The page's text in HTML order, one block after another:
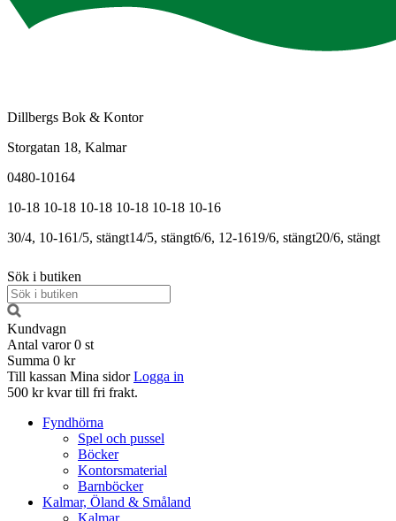
Dillbergs Bok & Kontor
Storgatan 18, Kalmar
0480-10164
10-18 10-18 10-18 10-18 10-18 10-16
30/4, 10-161/5, stängt14/5, stängt6/6, 12-1619/6, stängt20/6, stängt
Sök i butiken
Kundvagn
Antal varor 0 st
Summa 0 kr
Till kassan Mina sidor Logga in
500 kr kvar till fri frakt.
Fyndhörna
Spel och pussel
Böcker
Kontorsmaterial
Barnböcker
Kalmar, Öland & Småland
Kalmar